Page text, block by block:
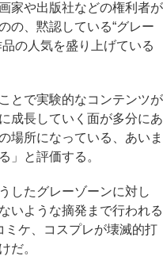
家や出版社などの権利者が
の、黙認している“グレー
の人気を盛り上げている
とで実験的なコンテンツが
成長していく面が多分にあ
場所になっている、あいま
」と評価する。
したグレーゾーンに対し
いような摘発まで行われる
ケ、コスプレが壊滅的打
だ。